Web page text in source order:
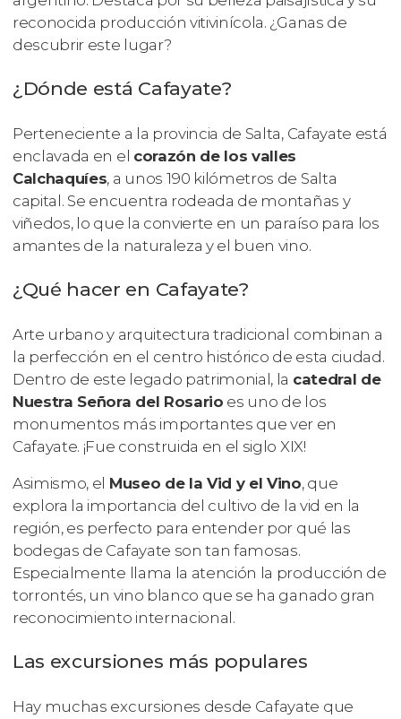
reconocida producción vitivinícola. ¿Ganas de
descubrir este lugar?
¿Dónde está Cafayate?
Perteneciente a la provincia de Salta, Cafayate está
enclavada en el corazón de los valles
Calchaquíes, a unos 190 kilómetros de Salta
capital. Se encuentra rodeada de montañas y
viñedos, lo que la convierte en un paraíso para los
amantes de la naturaleza y el buen vino.
¿Qué hacer en Cafayate?
Arte urbano y arquitectura tradicional combinan a
la perfección en el centro histórico de esta ciudad.
Dentro de este legado patrimonial, la catedral de
Nuestra Señora del Rosario es uno de los
monumentos más importantes que ver en
Cafayate. ¡Fue construida en el siglo XIX!
Asimismo, el Museo de la Vid y el Vino, que
explora la importancia del cultivo de la vid en la
región, es perfecto para entender por qué las
bodegas de Cafayate son tan famosas.
Especialmente llama la atención la producción de
torrontés, un vino blanco que se ha ganado gran
reconocimiento internacional.
Las excursiones más populares
Hay muchas excursiones desde Cafayate que